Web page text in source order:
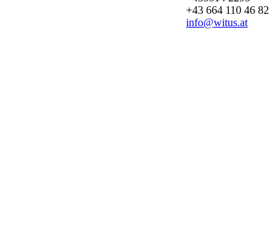
+43 664 110 46 82
info@witus.at